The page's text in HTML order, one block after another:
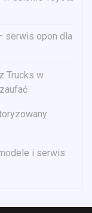
serwis opon dla
Trucks w
i serwis